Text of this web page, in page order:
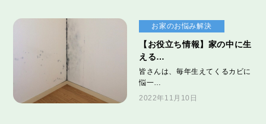
お家のお悩み解決
【お役立ち情報】家の中に生
える…
皆さんは、毎年生えてくるカビに
悩一…
2022年11月10日